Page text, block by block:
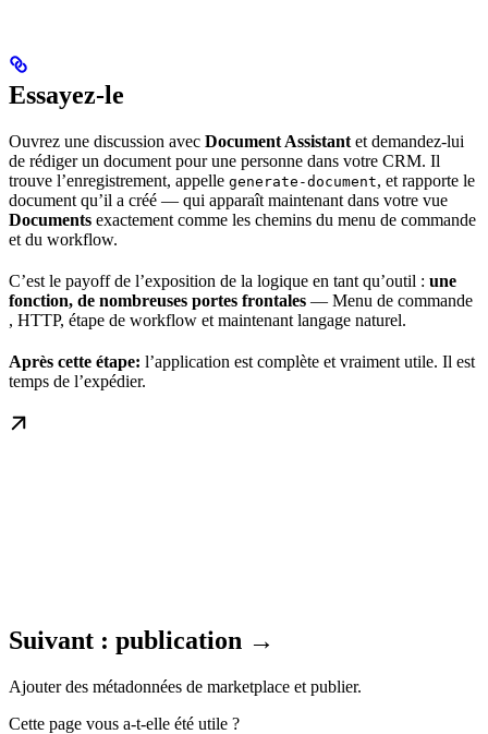
Essayez-le
Ouvrez une discussion avec Document Assistant et demandez-lui
de rédiger un document pour une personne dans votre CRM. Il
trouve l’enregistrement, appelle generate-document, et rapporte le
document qu’il a créé — qui apparaît maintenant dans votre vue
Documents exactement comme les chemins du menu de commande
et du workflow.
C’est le payoff de l’exposition de la logique en tant qu’outil : une
fonction, de nombreuses portes frontales — Menu de commande
, HTTP, étape de workflow et maintenant langage naturel.
Après cette étape: l’application est complète et vraiment utile. Il est
temps de l’expédier.
Suivant : publication →
Ajouter des métadonnées de marketplace et publier.
Cette page vous a-t-elle été utile ?